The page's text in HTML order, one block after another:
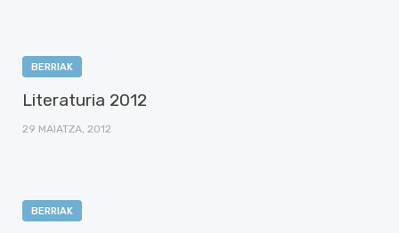
BERRIAK
Literaturia 2012
29 MAIATZA, 2012
BERRIAK